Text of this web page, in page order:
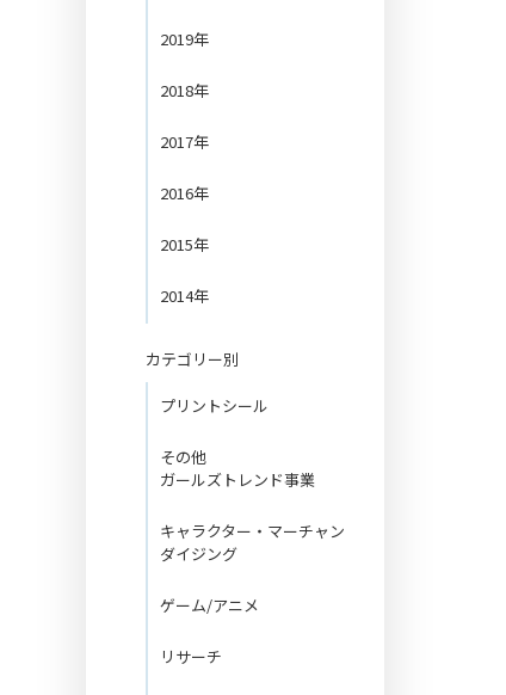
2019年
2018年
2017年
2016年
2015年
2014年
カテゴリー別
プリントシール
その他
ガールズトレンド事業
キャラクター・マーチャン
ダイジング
ゲーム/アニメ
リサーチ